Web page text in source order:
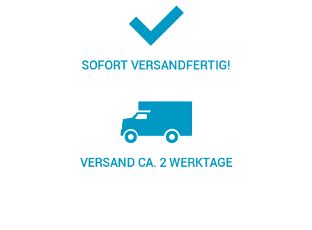
SOFORT VERSANDFERTIG!
VERSAND CA. 2 WERKTAGE